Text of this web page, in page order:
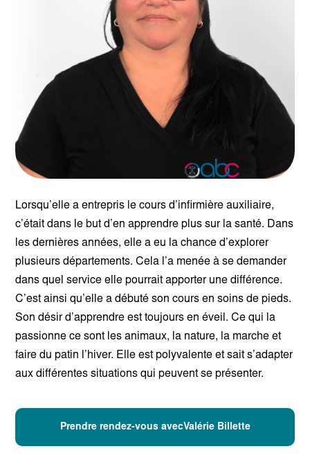
Lorsqu’elle a entrepris le cours d’infirmière auxiliaire,
c’était dans le but d’en apprendre plus sur la santé. Dans
les dernières années, elle a eu la chance d’explorer
plusieurs départements. Cela l’a menée à se demander
dans quel service elle pourrait apporter une différence.
C’est ainsi qu’elle a débuté son cours en soins de pieds.
Son désir d’apprendre est toujours en éveil. Ce qui la
passionne ce sont les animaux, la nature, la marche et
faire du patin l’hiver. Elle est polyvalente et sait s’adapter
aux différentes situations qui peuvent se présenter.
Prendre rendez-vous avecValérie Billette